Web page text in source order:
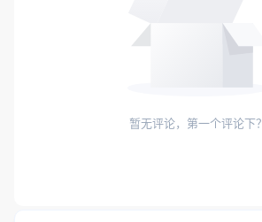
暂无评论，第一个评论下？